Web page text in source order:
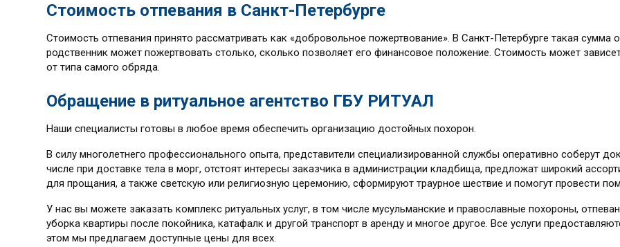
Стоимость отпевания в Санкт-Петербурге
Стоимость отпевания принято рассматривать как «добровольное пожертвование». В Санкт-Петербурге такая
родственник может пожертвовать столько, сколько позволяет его финансовое положение. Стоимость может
от типа самого обряда.
Обращение в ритуальное агентство ГБУ РИТУАЛ
Наши специалисты готовы в любое время обеспечить организацию достойных похорон.
В силу многолетнего профессионального опыта, представители специализированной службы оперативно соберут
числе при доставке тела в морг, отстоят интересы заказчика в администрации кладбища, предложат широкий
для прощания, а также светскую или религиозную церемонию, сформируют траурное шествие и помогут провести
У нас вы можете заказать комплекс ритуальных услуг, в том числе мусульманские и православные похороны,
уборка квартиры после покойника, катафалк и другой транспорт в аренду и многое другое. Все услуги
этом мы предлагаем доступные цены для всех.